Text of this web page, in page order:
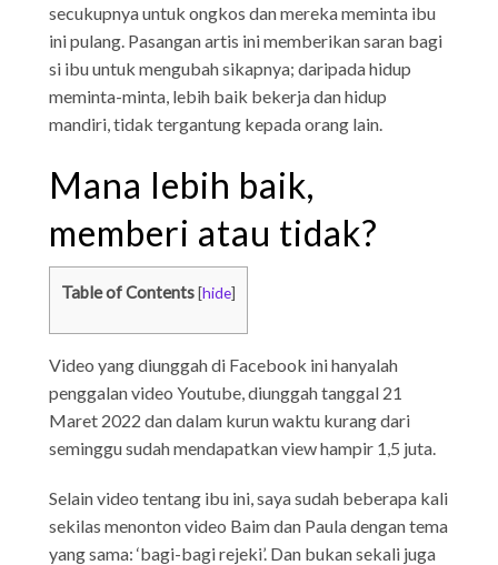
secukupnya untuk ongkos dan mereka meminta ibu
ini pulang. Pasangan artis ini memberikan saran bagi
si ibu untuk mengubah sikapnya; daripada hidup
meminta-minta, lebih baik bekerja dan hidup
mandiri, tidak tergantung kepada orang lain.
Mana lebih baik,
memberi atau tidak?
Table of Contents[hide]
Video yang diunggah di Facebook ini hanyalah
penggalan video Youtube, diunggah tanggal 21
Maret 2022 dan dalam kurun waktu kurang dari
seminggu sudah mendapatkan view hampir 1,5 juta.
Selain video tentang ibu ini, saya sudah beberapa kali
sekilas menonton video Baim dan Paula dengan tema
yang sama: ‘bagi-bagi rejeki’. Dan bukan sekali juga